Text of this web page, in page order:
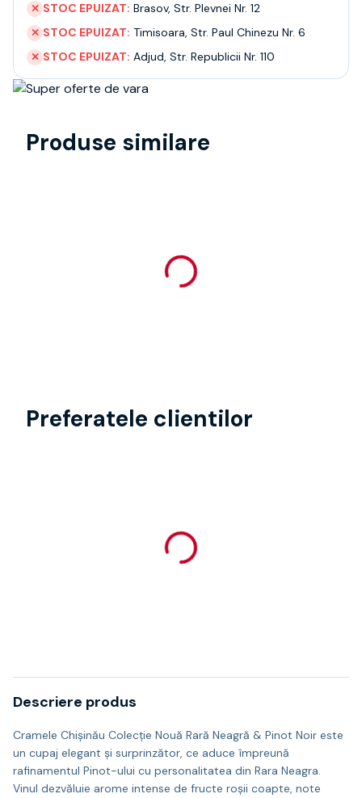
✕ STOC EPUIZAT: Brasov, Str. Plevnei Nr. 12
✕ STOC EPUIZAT: Timisoara, Str. Paul Chinezu Nr. 6
✕ STOC EPUIZAT: Adjud, Str. Republicii Nr. 110
Produse similare
Preferatele clientilor
Descriere produs
Cramele Chișinău Colecție Nouă Rară Neagră & Pinot Noir este
un cupaj elegant și surprinzător, ce aduce împreună
rafinamentul Pinot-ului cu personalitatea din Rara Neagra.
Vinul dezvăluie arome intense de fructe roșii coapte, note